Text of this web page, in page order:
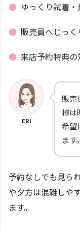
● ゆっくり試着
● 販売員へじっ
● 来店予約特典
ERI
販売
様は
希望
ます。
予約なしでも見ら
や夕方は混雑しや
ます。